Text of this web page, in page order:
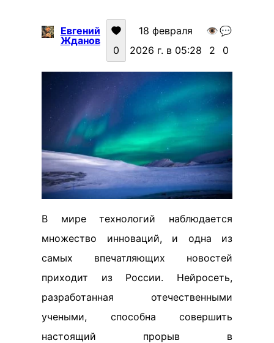
Евгений
Жданов
0
18 февраля
2026 г. в 05:28
👁️
2
💬
0
В мире технологий наблюдается
множество инноваций, и одна из
самых впечатляющих новостей
приходит из России. Нейросеть,
разработанная отечественными
учеными, способна совершить
настоящий прорыв в